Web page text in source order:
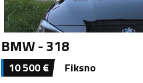
BMW - 318
10 500€ Fiksno